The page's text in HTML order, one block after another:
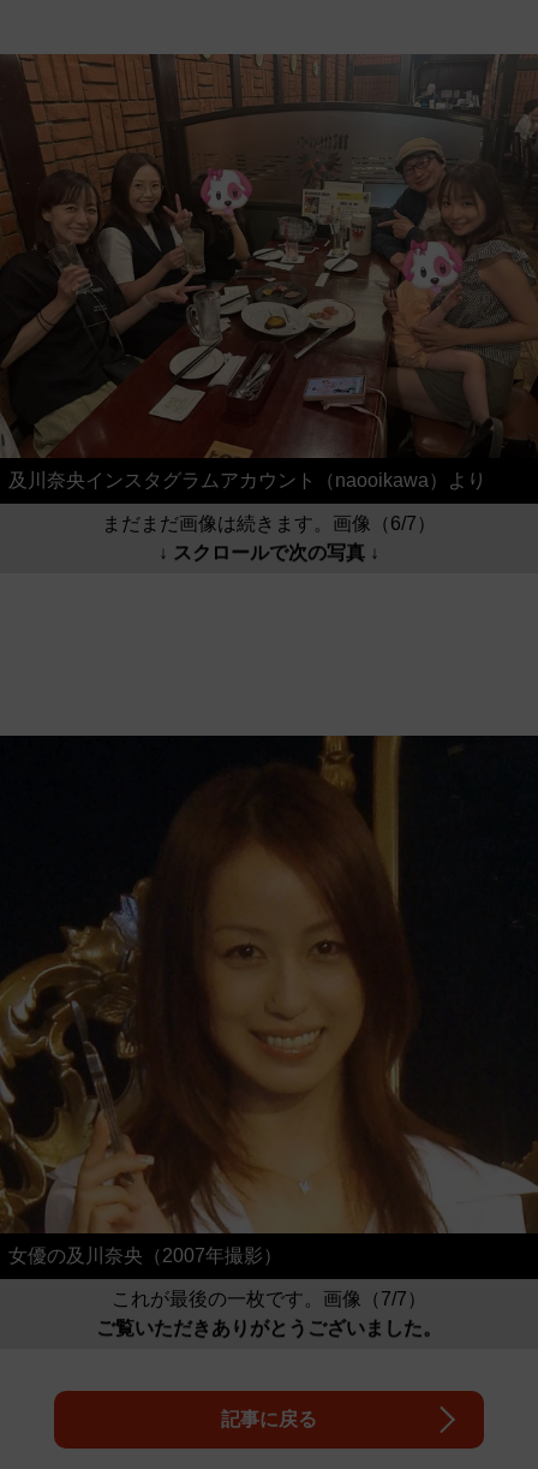
及川奈央インスタグラムアカウント（naooikawa）より
まだまだ画像は続きます。画像（6/7）
↓ スクロールで次の写真 ↓
女優の及川奈央（2007年撮影）
これが最後の一枚です。画像（7/7）
ご覧いただきありがとうございました。
記事に戻る